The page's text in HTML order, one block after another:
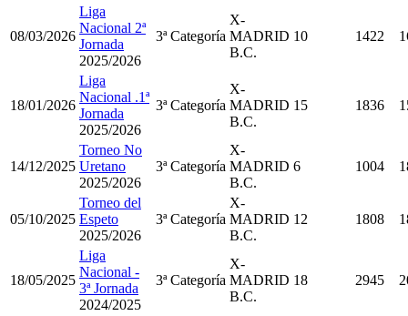
08/03/2026
Liga
Nacional 2ª
Jornada
2025/2026
3ª Categoría
X-
MADRID
B.C.
10 1422
18/01/2026
Liga
Nacional .1ª
Jornada
2025/2026
3ª Categoría
X-
MADRID
B.C.
15 1836
14/12/2025
Torneo No
Uretano
2025/2026
3ª Categoría
X-
MADRID
B.C.
6 1004
05/10/2025
Torneo del
Espeto
2025/2026
3ª Categoría
X-
MADRID
B.C.
12 1808
18/05/2025
Liga
Nacional -
3ª Jornada
2024/2025
3ª Categoría
X-
MADRID
B.C.
18 2945